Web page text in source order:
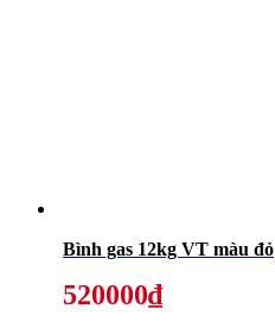
Bình gas 12kg VT màu đỏ
520000₫